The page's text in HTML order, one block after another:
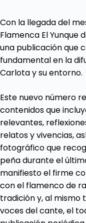
Con la llegada del
Flamenca El Yunque
una publicación que
fundamental en la
Carlota y su entorno.
Este nuevo número
contenidos que
relevantes,
relatos y vivencias,
fotográfico que
peña durante el
manifiesto el firme
con el flamenco de
tradición y, al mismo
voces del cante, el